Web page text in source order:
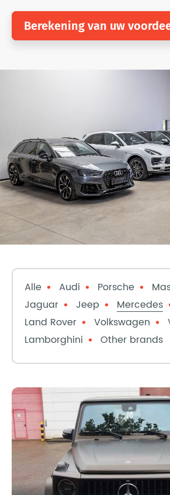
Berekening van uw
Alle Audi Porsche
Jaguar
Jeep Mercedes
Land Rover
Volkswagen
Lamborghini
Other brands